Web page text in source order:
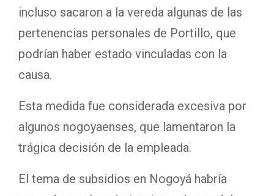
incluso sacaron a la vereda algunas de las
pertenencias personales de Portillo, que
podrían haber estado vinculadas con la
causa.
Esta medida fue considerada excesiva por
algunos nogoyaenses, que lamentaron la
trágica decisión de la empleada.
El tema de subsidios en Nogoyá habría